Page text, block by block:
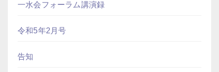
一水会フォーラム講演録
令和5年2月号
告知